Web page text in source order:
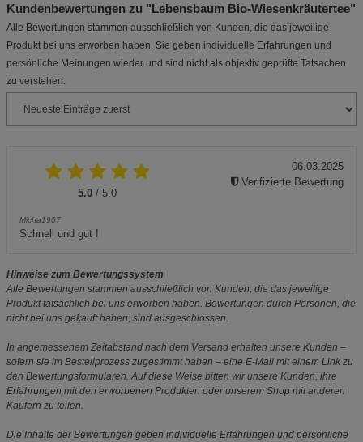
Kundenbewertungen zu "Lebensbaum Bio-Wiesenkräutertee"
Alle Bewertungen stammen ausschließlich von Kunden, die das jeweilige
Produkt bei uns erworben haben. Sie geben individuelle Erfahrungen und
persönliche Meinungen wieder und sind nicht als objektiv geprüfte Tatsachen
zu verstehen.
5.0 / 5.0
Micha1907
Schnell und gut !
06.03.2025
Verifizierte Bewertung
Hinweise zum Bewertungssystem
Alle Bewertungen stammen ausschließlich von Kunden, die das jeweilige
Produkt tatsächlich bei uns erworben haben. Bewertungen durch Personen, die
nicht bei uns gekauft haben, sind ausgeschlossen.
In angemessenem Zeitabstand nach dem Versand erhalten unsere Kunden –
sofern sie im Bestellprozess zugestimmt haben – eine E-Mail mit einem Link zu
den Bewertungsformularen. Auf diese Weise bitten wir unsere Kunden, ihre
Erfahrungen mit den erworbenen Produkten oder unserem Shop mit anderen
Käufern zu teilen.
Die Inhalte der Bewertungen geben individuelle Erfahrungen und persönliche